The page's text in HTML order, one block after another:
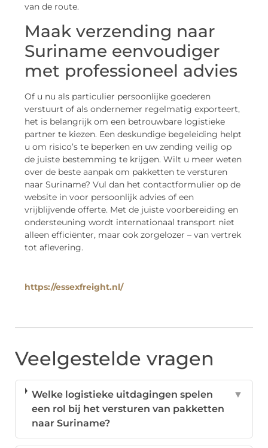
van de route.
Maak verzending naar
Suriname eenvoudiger
met professioneel advies
Of u nu als particulier persoonlijke goederen
verstuurt of als ondernemer regelmatig exporteert,
het is belangrijk om een betrouwbare logistieke
partner te kiezen. Een deskundige begeleiding helpt
u om risico’s te beperken en uw zending veilig op
de juiste bestemming te krijgen. Wilt u meer weten
over de beste aanpak om pakketten te versturen
naar Suriname? Vul dan het contactformulier op de
website in voor persoonlijk advies of een
vrijblijvende offerte. Met de juiste voorbereiding en
ondersteuning wordt internationaal transport niet
alleen efficiënter, maar ook zorgelozer – van vertrek
tot aflevering.
https://essexfreight.nl/
Veelgestelde vragen
Welke logistieke uitdagingen spelen
een rol bij het versturen van pakketten
naar Suriname?
▼